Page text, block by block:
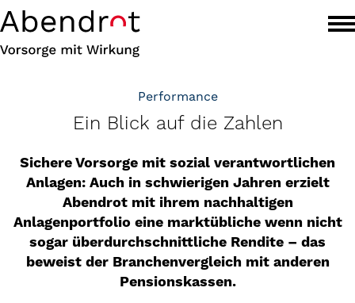
Performance
Ein Blick auf die Zahlen
Sichere Vorsorge mit sozial verantwortlichen
Anlagen: Auch in schwierigen Jahren erzielt
Abendrot mit ihrem nachhaltigen
Anlagenportfolio eine marktübliche wenn nicht
sogar überdurchschnittliche Rendite – das
beweist der Branchenvergleich mit anderen
Pensionskassen.